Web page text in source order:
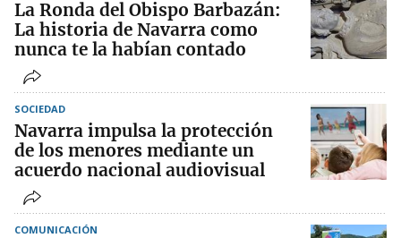
La Ronda del Obispo Barbazán:
La historia de Navarra como
nunca te la habían contado
SOCIEDAD
Navarra impulsa la protección
de los menores mediante un
acuerdo nacional audiovisual
COMUNICACIÓN